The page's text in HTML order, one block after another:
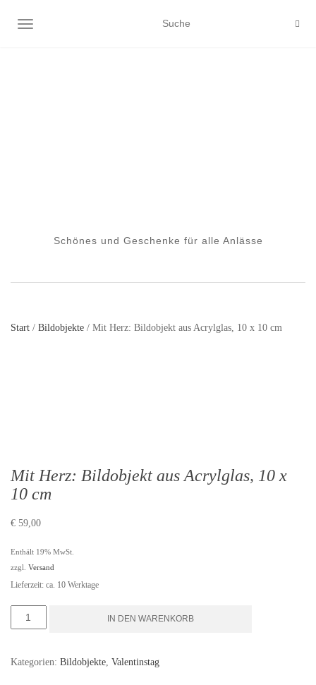
NAVIGATION EIN-/AUSSCHALTEN
Schönes und Geschenke für alle Anlässe
Start / Bildobjekte / Mit Herz: Bildobjekt aus Acrylglas, 10 x 10 cm
Mit Herz: Bildobjekt aus Acrylglas, 10 x
10 cm
€ 59,00
Enthält 19% MwSt.
zzgl. Versand
Lieferzeit: ca. 10 Werktage
IN DEN WARENKORB
Kategorien: Bildobjekte, Valentinstag